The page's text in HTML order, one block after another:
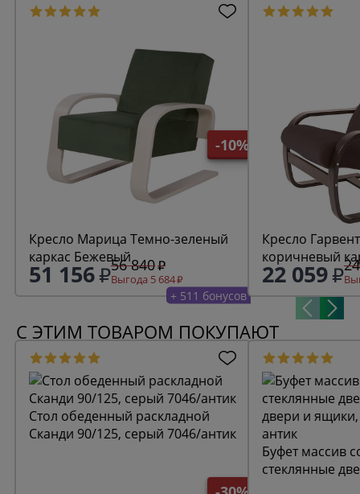
-10%
Кресло Марица Темно-зеленый
каркас Бежевый
51 156 56 840
Выгода 5 684
+ 511 бонусов
Кресло Гарвента
22 059
С ЭТИМ ТОВАРОМ ПОКУПАЮТ
Стол обеденный раскладной
Сканди 90/125, серый 7046/антик
Буфет массив
стеклянные